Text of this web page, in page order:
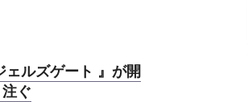
ルズゲート 』が開
ぐ